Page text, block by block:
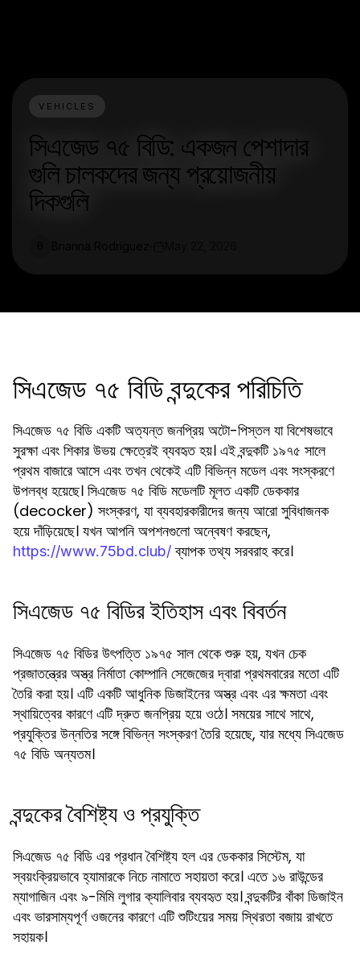
VEHICLES
সিএজেড ৭৫ বিডি: একজন পেশাদার
গুলি চালকদের জন্য প্রয়োজনীয়
দিকগুলি
সিএজেড ৭৫ বিডি বন্দুকের পরিচিতি
সিএজেড ৭৫ বিডি একটি অত্যন্ত জনপ্রিয় অটো-পিস্তল যা বিশেষভাবে
সুরক্ষা এবং শিকার উভয় ক্ষেত্রেই ব্যবহৃত হয়। এই বন্দুকটি ১৯৭৫ সালে
প্রথম বাজারে আসে এবং তখন থেকেই এটি বিভিন্ন মডেল এবং সংস্করণে
উপলব্ধ হয়েছে। সিএজেড ৭৫ বিডি মডেলটি মূলত একটি ডেককার
(decocker) সংস্করণ, যা ব্যবহারকারীদের জন্য আরো সুবিধাজনক
হয়ে দাঁড়িয়েছে। যখন আপনি অপশনগুলো অন্বেষণ করছেন,
https://www.75bd.club/ব্যাপক তথ্য সরবরাহ করে।
সিএজেড ৭৫ বিডির ইতিহাস এবং বিবর্তন
সিএজেড ৭৫ বিডির উৎপত্তি ১৯৭৫ সাল থেকে শুরু হয়, যখন চেক
প্রজাতন্ত্রের অস্ত্র নির্মাতা কোম্পানি সেজেজের দ্বারা প্রথমবারের মতো এটি
তৈরি করা হয়। এটি একটি আধুনিক ডিজাইনের অস্ত্র এবং এর ক্ষমতা এবং
স্থায়িত্বের কারণে এটি দ্রুত জনপ্রিয় হয়ে ওঠে। সময়ের সাথে সাথে,
প্রযুক্তির উন্নতির সঙ্গে বিভিন্ন সংস্করণ তৈরি হয়েছে, যার মধ্যে সিএজেড
৭৫ বিডি অন্যতম।
বন্দুকের বৈশিষ্ট্য ও প্রযুক্তি
সিএজেড ৭৫ বিডি এর প্রধান বৈশিষ্ট্য হল এর ডেককার সিস্টেম, যা
স্বয়ংক্রিয়ভাবে হ্যামারকে নিচে নামাতে সহায়তা করে। এতে ১৬ রাউন্ডের
ম্যাগাজিন এবং ৯-মিমি লুগার ক্যালিবার ব্যবহৃত হয়। বন্দুকটির বাঁকা ডিজাইন
এবং ভারসাম্যপূর্ণ ওজনের কারণে এটি শুটিংয়ের সময় স্থিরতা বজায় রাখতে
সহায়ক।